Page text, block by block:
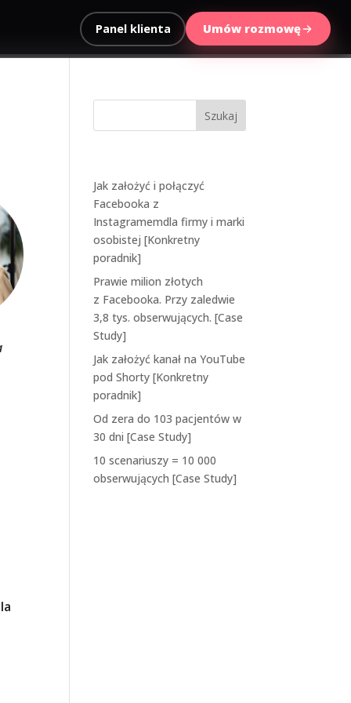
Jak założyć i połączyć
Facebooka z
Instagramemdla firmy i marki
osobistej [Konkretny
poradnik]
Prawie milion złotych
z Facebooka. Przy zaledwie
3,8 tys. obserwujących. [Case
Study]
Jak założyć kanał na YouTube
pod Shorty [Konkretny
poradnik]
Od zera do 103 pacjentów w
30 dni [Case Study]
10 scenariuszy = 10 000
obserwujących [Case Study]
Panel klienta Umów rozmowę